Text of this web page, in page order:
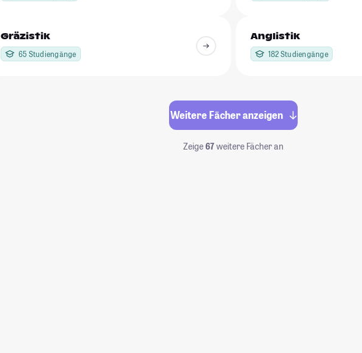
Gräzistik
65 Studiengänge
Anglistik
182 Studiengänge
Weitere Fächer anzeigen
Zeige67weitere Fächer an